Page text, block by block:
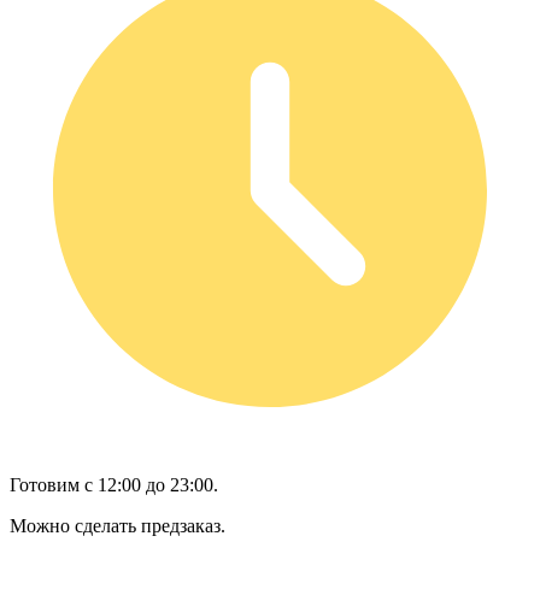
Готовим с 12:00 до 23:00.
Можно сделать предзаказ.